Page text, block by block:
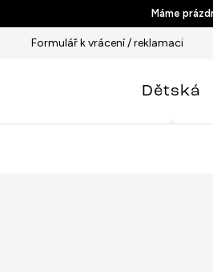
Máme
Formulář k vrácení / reklamaci
Dětská